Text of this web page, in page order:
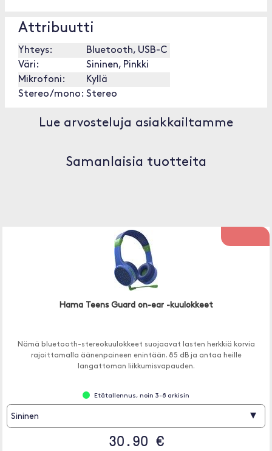
Attribuutti
Yhteys:
Bluetooth, USB-C
Väri:
Sininen, Pinkki
Mikrofoni:
Kyllä
Stereo/mono: Stereo
Lue arvosteluja asiakkailtamme
Samanlaisia tuotteita
Hama Teens Guard on-ear -kuulokkeet
Nämä bluetooth-stereokuulokkeet suojaavat lasten herkkiä korvia
rajoittamalla äänenpaineen enintään. 85 dB ja antaa heille
langattoman liikkumisvapauden.
Etätallennus, noin 3-8 arkisin
Sininen ▾
30.90 €